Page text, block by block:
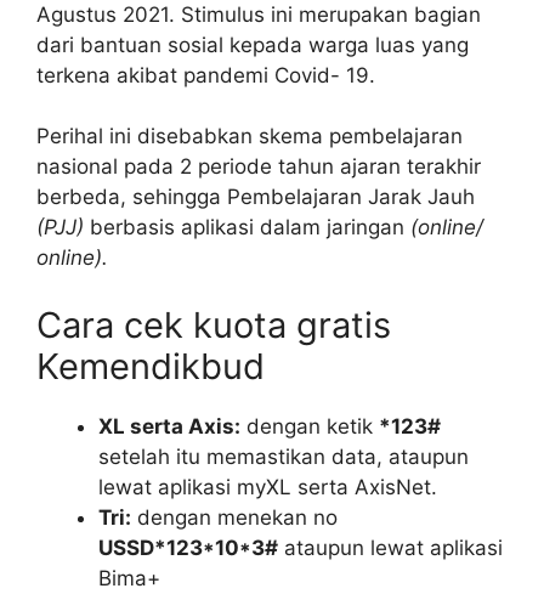
Agustus 2021. Stimulus ini merupakan bagian
dari bantuan sosial kepada warga luas yang
terkena akibat pandemi Covid- 19.
Perihal ini disebabkan skema pembelajaran
nasional pada 2 periode tahun ajaran terakhir
berbeda, sehingga Pembelajaran Jarak Jauh
(PJJ) berbasis aplikasi dalam jaringan (online/
online).
Cara cek kuota gratis
Kemendikbud
XL serta Axis: dengan ketik *123#
setelah itu memastikan data, ataupun
lewat aplikasi myXL serta AxisNet.
Tri: dengan menekan no
USSD*123*10*3# ataupun lewat aplikasi
Bima+